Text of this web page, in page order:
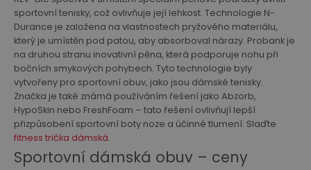
sportovní tenisky, což ovlivňuje její lehkost. Technologie N-
Durance je založena na vlastnostech pryžového materiálu,
který je umístěn pod patou, aby absorboval nárazy. Probank je
na druhou stranu inovativní pěna, která podporuje nohu při
bočních smykových pohybech. Tyto technologie byly
vytvořeny pro sportovní obuv, jako jsou dámské tenisky.
Značka je také známá používáním řešení jako Abzorb,
HypoSkin nebo FreshFoam – tato řešení ovlivňují lepší
přizpůsobení sportovní boty noze a účinné tlumení. Slaďte
fitness trička dámská.
Sportovní dámská obuv – ceny